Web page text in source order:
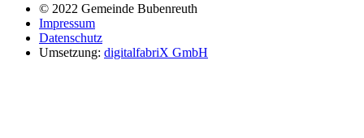
© 2022 Gemeinde Bubenreuth
Impressum
Datenschutz
Umsetzung: digitalfabriX GmbH